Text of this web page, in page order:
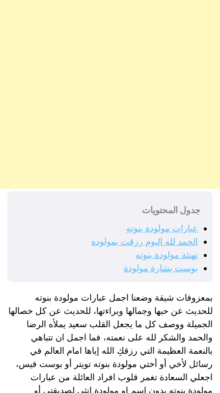
جدول المحتويات
عبارات مولودة بنوته
الحمد لله اليوم رزقت بمولوده
تهنئة مولودة بنوته
بوست بشارة مولودة
بمعزوفات شيقة وضعنا اجمل عبارات مولودة بنوته
للحديث عن حبها وجمالها وبراءتها، للحديث عن كل خصالها
الجميلة ووصف كل ما يجعل القلب سعيد يملأه الرضا
والحمد والشكر لله على نعمته، فما اجمل ان تتباهي
بالنعمة العظيمة التي رزقكِ الله إياها امام العالم في
رسائل لأخي أو أختي مولودة بنوته تويتر أو بوست فيس،
اجعلي السعادة تغمر قلوب افراد العائلة من عبارات
مولودة بنوته بدون اسم او مولودة انثى لصديقتي أو